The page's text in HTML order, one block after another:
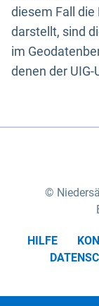
diesem Fall
darstellt, sind
im
denen der
HILFE